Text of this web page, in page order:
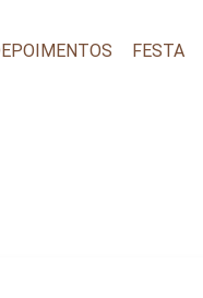
FESTA